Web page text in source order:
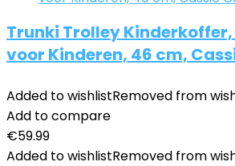
Trunki Trolley
voor Kinderen, 46 cm,
Added to wishlistRemoved from
Add to compare
€59.99
Added to wishlistRemoved from